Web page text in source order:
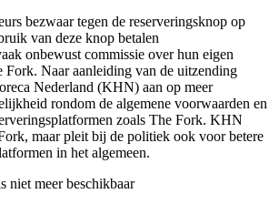
bezwaar tegen de reserveringsknop op
van deze knop betalen
onbewust commissie over hun eigen
Fork. Naar aanleiding van de uitzending
Nederland (KHN) aan op meer
rondom de algemene voorwaarden en
zoals The Fork. KHN
maar pleit bij de politiek ook voor betere
in het algemeen.